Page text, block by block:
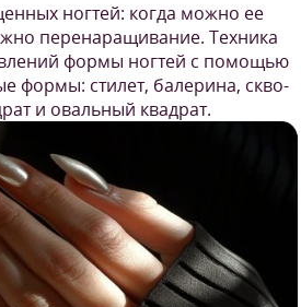
ногтей: когда можно ее
перенаращивание. Техника
формы ногтей с помощью
формы: стилет, балерина, скво-
и овальный квадрат.